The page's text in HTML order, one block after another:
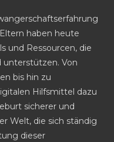
haben heute
und Ressourcen, die
unterstützen. Von
bis hin zu
Hilfsmittel dazu
sicherer und
Welt, die sich ständig
dieser